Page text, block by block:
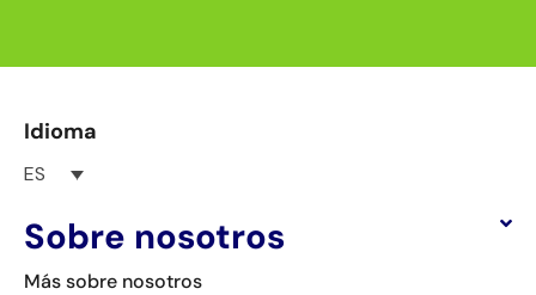
Idioma
ES
Sobre nosotros
Más sobre nosotros